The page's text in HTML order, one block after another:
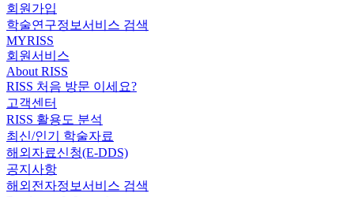
회원가입
학술연구정보서비스 검색
MYRISS
회원서비스
About RISS
RISS 처음 방문 이세요?
고객센터
RISS 활용도 분석
최신/인기 학술자료
해외자료신청(E-DDS)
공지사항
해외전자정보서비스 검색